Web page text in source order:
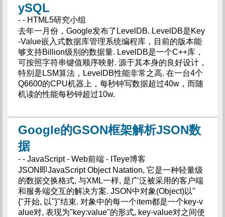
ySQL
- - HTML5研究小组
去年一月份，Google发布了LevelDB. LevelDB是Key
-Value嵌入式数据库管理系统编程库，目前的版本能
够支持Billion级别的数据量. LevelDB是一个C++库，
可按照字符串键值顺序映射. 源于其本身的良好设计，
特别是LSM算法，LevelDB性能非常之高. 在一台4个
Q6600的CPU机器上，每秒钟写数据超过40w，而随
机读的性能每秒钟超过10w.
Google的GSON框架解析JSON数
据
- - JavaScript - Web前端 - ITeye博客
JSON即JavaScript Object Natation, 它是一种轻量级
的数据交换格式, 与XML一样, 是广泛被采用的客户端
和服务端交互的解决方案. JSON中对象(Object)以"
{"开始, 以"}"结束. 对象中的每一个item都是一个key-v
alue对, 表现为"key:value"的形式, key-value对之间使